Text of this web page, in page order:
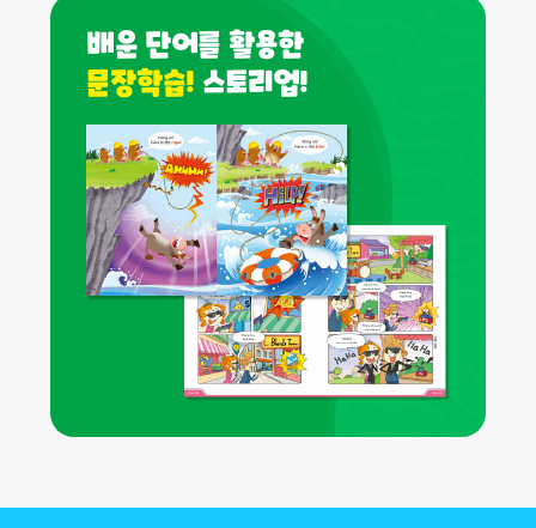
배운 단어를 활용한
문장학습! 스토리업!